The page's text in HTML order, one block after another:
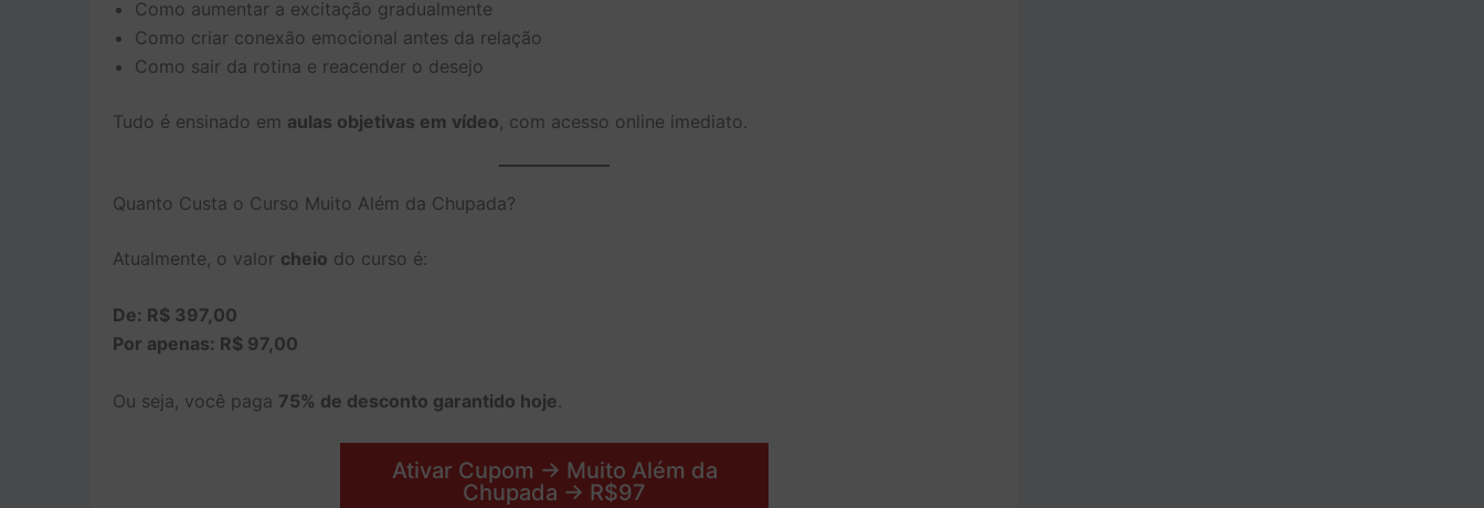
Como aumentar a excitação gradualmente
Como criar conexão emocional antes da relação
Como sair da rotina e reacender o desejo
Tudo é ensinado em aulas objetivas em vídeo , com acesso online imediato.
Quanto Custa o Curso Muito Além da Chupada?
Atualmente, o valor cheio do curso é:
De: R$ 397,00
Por apenas: R$ 97,00
Ou seja, você paga 75% de desconto garantido hoje.
Ativar Cupom → Muito Além da
Chupada → R$97